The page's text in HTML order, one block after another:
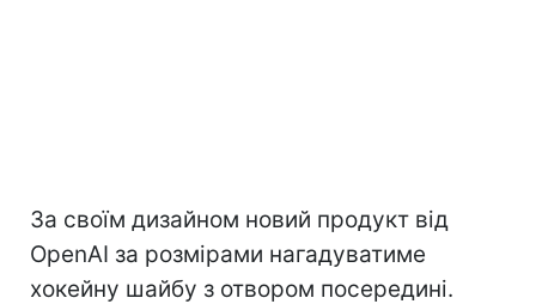
За своїм дизайном новий продукт від
OpenAI за розмірами нагадуватиме
хокейну шайбу з отвором посередині.